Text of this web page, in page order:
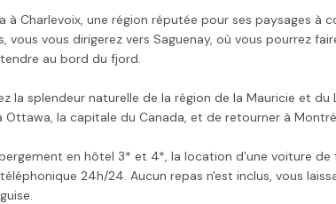
à Charlevoix, une région réputée pour ses paysages à
vous vous dirigerez vers Saguenay, où vous pourrez
au bord du fjord.
la splendeur naturelle de la région de la Mauricie et
la capitale du Canada, et de retourner à
en hôtel 3* et 4*, la location d'une voiture de
24h/24. Aucun repas n'est inclus, vous